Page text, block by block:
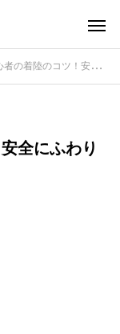
！安全にふわりと降ろすための練習ポイント
全にふわり